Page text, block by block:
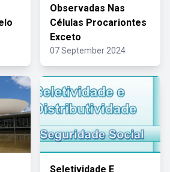
Observadas Nas
Células Procariontes
Exceto
07 September 2024
Seletividade E